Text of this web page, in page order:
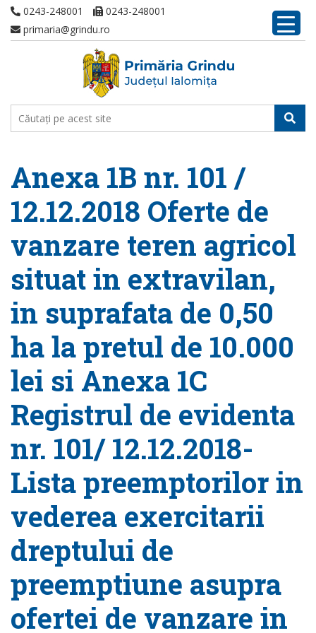
0243-248001
0243-248001
primaria@grindu.ro
Anexa 1B nr. 101 /
12.12.2018 Oferte de
vanzare teren agricol
situat in extravilan,
in suprafata de 0,50
ha la pretul de 10.000
lei si Anexa 1C
Registrul de evidenta
nr. 101/ 12.12.2018-
Lista preemptorilor in
vederea exercitarii
dreptului de
preemptiune asupra
ofertei de vanzare in